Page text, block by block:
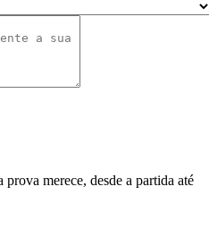
merece, desde a partida até